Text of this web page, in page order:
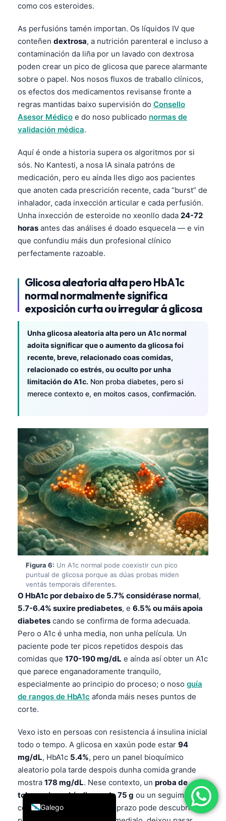
como cos esteroides.
As perfusións tamén importan. Os líquidos IV que
conteñen dextrosa, a nutrición parenteral e incluso a
contaminación da liña por un lavado con dextrosa
poden crear un pico de glicosa que parece alarmante
sobre o papel. Nos nosos fluxos de traballo clínicos,
os efectos dos medicamentos revisanse fronte a
regras mantidas baixo supervisión do Consello
Asesor Médico e do noso publicado normas de
validación médica.
Aquí é onde a historia supera os algoritmos por si
sós. No Kantesti, a nosa IA sinala patróns de
medicación, pero eu aínda lles digo aos pacientes
que anoten cada prescrición recente, cada “burst” de
inhalador, cada inxección articular e cada perfusión.
Unha inxección de esteroide no xeonllo dada 24-72
horas antes das análises é doado esquecela — e vin
que confundiu máis dun profesional clínico
perfectamente razoable.
Glicosa aleatoria alta pero HbA1c
normal normalmente significa
exposición curta ou irregular á glicosa
Unha glicosa aleatoria alta pero un A1c normal
adoita significar que o aumento da glicosa foi
recente, breve, relacionado coas comidas,
relacionado co estrés, ou oculto por unha
limitación do A1c. Non proba diabetes, pero si
merece contexto e, en moitos casos, confirmación.
Figura 6: Un A1c normal pode coexistir cun pico
puntual de glicosa porque as dúas probas miden
ventás temporais diferentes.
O HbA1c por debaixo de 5.7% considérase normal,
5.7-6.4% suxire prediabetes, e 6.5% ou máis apoia
diabetes cando se confirma de forma adecuada.
Pero o A1c é unha media, non unha película. Un
paciente pode ter picos repetidos despois das
comidas que 170-190 mg/dL e aínda así obter un A1c
que parece enganadoramente tranquilo,
especialmente ao principio do proceso; o noso guía
de rangos de HbA1c afonda máis neses puntos de
corte.
Vexo isto en persoas con resistencia á insulina inicial
todo o tempo. A glicosa en xaxún pode estar 94
mg/dL, HbA1c 5.4%, pero un panel bioquímico
aleatorio pola tarde despois dunha comida grande
mostra 178 mg/dL. Nese contexto, un proba de
tolerancia oral á glicosa de 75 g ou un seguimento
continuo de glicosa a curto prazo pode descubrir un
Galego
English
Deutsch
العربية
Français
Português
Ελληνικά
Română
简体中文
Български
Dansk
Nederlands
हिन्दी
Bahasa Indonesia
Հայերեն
Íslenska
Српски језик
Svenska
Eesti
日本語
Čeština
ქართული
Lietuvių kalba
Polski
Slovenščina
Magyar
Shqip
বাংলা
اردو
मराठी
తెలుగు
ಕನ್ನಡ
മലയാളം
Tiếng Việt
Tagalog
ไทย
ဗမာစာ